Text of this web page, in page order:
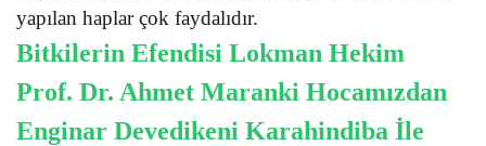
yapılan haplar çok faydalıdır.
Bitkilerin Efendisi Lokman Hekim
Prof. Dr. Ahmet Maranki Hocamızdan
Enginar Devedikeni Karahindiba İle